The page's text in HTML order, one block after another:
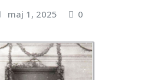
maj 1, 2025 0